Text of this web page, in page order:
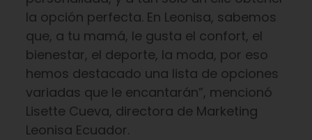
la opción perfecta. En Leonisa, sabemos
que, a tu mamá, le gusta el confort, el
bienestar, el deporte, la moda, por eso
hemos destacado una lista de opciones
variadas que le encantarán”, mencionó
Lisette Cueva, directora de Marketing
Leonisa Ecuador.